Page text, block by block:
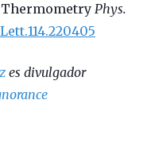
Thermometry Phys.
es divulgador